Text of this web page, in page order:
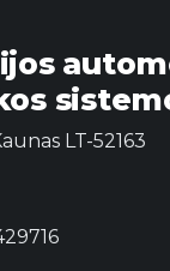
LT-52163